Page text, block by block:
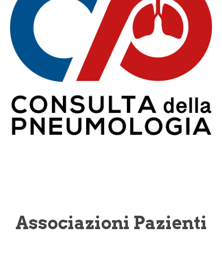
Associazioni Pazienti